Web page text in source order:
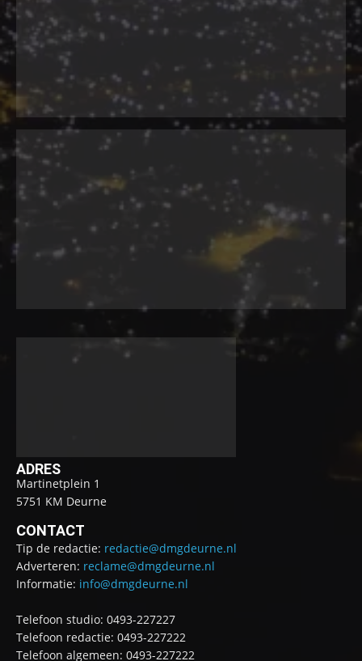
ADRES
Martinetplein 1
5751 KM Deurne
CONTACT
Tip de redactie: redactie@dmgdeurne.nl
Adverteren: reclame@dmgdeurne.nl
Informatie: info@dmgdeurne.nl
Telefoon studio: 0493-227227
Telefoon redactie: 0493-227222
Telefoon algemeen: 0493-227222